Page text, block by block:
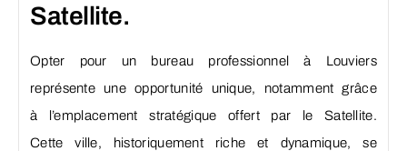
Satellite.
Opter pour un bureau professionnel à Louviers
représente une opportunité unique, notamment grâce
à l’emplacement stratégique offert par le Satellite.
Cette ville, historiquement riche et dynamique, se